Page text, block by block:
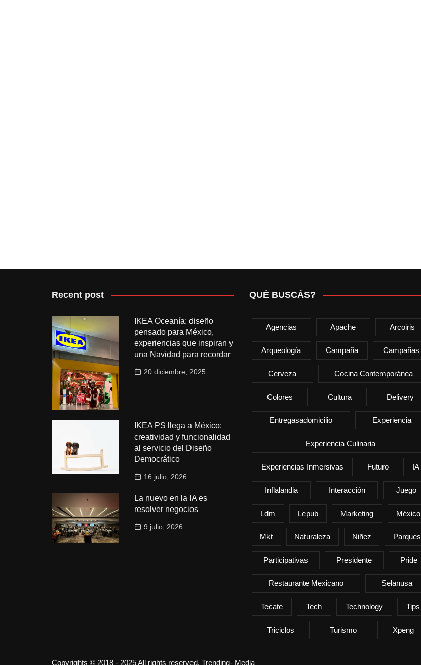
Recent post
IKEA Oceanía: diseño
pensado para México,
experiencias que inspiran y
una Navidad para recordar
20 diciembre, 2025
IKEA PS llega a México:
creatividad y funcionalidad
al servicio del Diseño
Democrático
16 julio, 2026
La nuevo en la IA es
resolver negocios
9 julio, 2026
QUÉ BUSCÁS?
Agencias Apache Arcoiris
Arqueología Campaña Campañas
Cerveza Cocina Contemporánea
Colores Cultura Delivery
Entregasadomicilio Experiencia
Experiencia Culinaria
Experiencias Inmersivas Futuro IA
Inflalandia Interacción Juego
Ldm Lepub Marketing México
Mkt Naturaleza Niñez Parques
Participativas Presidente Pride
Restaurante Mexicano Selanusa
Tecate Tech Technology Tips
Triciclos Turismo Xpeng
Copyrights © 2018 - 2025 All rights reserved. Trending- Media